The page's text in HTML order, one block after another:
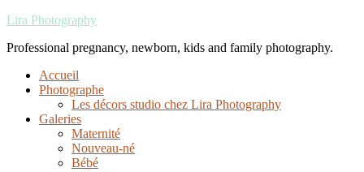
Lira Photography
Professional pregnancy, newborn, kids and family photography.
Accueil
Photographe
Les décors studio chez Lira Photography
Galeries
Maternité
Nouveau-né
Bébé